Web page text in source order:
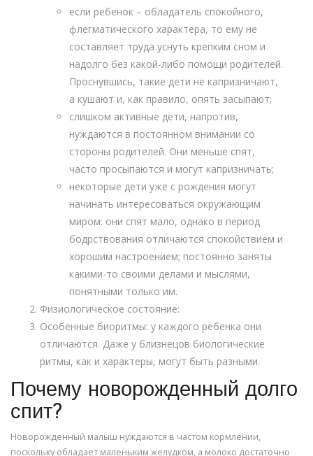
если ребенок – обладатель спокойного,
флегматического характера, то ему не
составляет труда уснуть крепким сном и
надолго без какой-либо помощи родителей.
Проснувшись, такие дети не капризничают,
а кушают и, как правило, опять засыпают;
слишком активные дети, напротив,
нуждаются в постоянном внимании со
стороны родителей. Они меньше спят,
часто просыпаются и могут капризничать;
некоторые дети уже с рождения могут
начинать интересоваться окружающим
миром: они спят мало, однако в период
бодрствования отличаются спокойствием и
хорошим настроением; постоянно заняты
какими-то своими делами и мыслями,
понятными только им.
Физиологическое состояние:
Особенные биоритмы: у каждого ребенка они
отличаются. Даже у близнецов биологические
ритмы, как и характеры, могут быть разными.
Почему новорожденный долго
спит?
Новорожденный малыш нуждаются в частом кормлении,
поскольку обладает маленьким желудком, а молоко достаточно